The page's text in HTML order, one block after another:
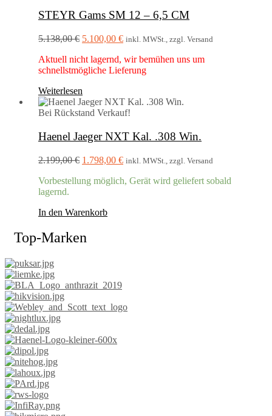
STEYR Gams SM 12 – 6,5 CM
5.138,00€ Ursprünglicher
war:
5.138,00 €
5.100,00 €Aktueller
ist:
5.100,00 €.
inkl. MWSt., zzgl. Versand
Aktuell nicht lagernd, wir bemühen uns um
schnellstmögliche Lieferung
Weiterlesen
Bei Rückstand Verkauf!
Haenel Jaeger NXT Kal. .308 Win.
2.199,00€ Ursprünglicher
war:
1.798,00 €Aktueller
ist:
inkl. MWSt., zzgl. Versand
Vorbestellung möglich, Gerät wird geliefert sobald
lagernd.
In den Warenkorb
Top-Marken